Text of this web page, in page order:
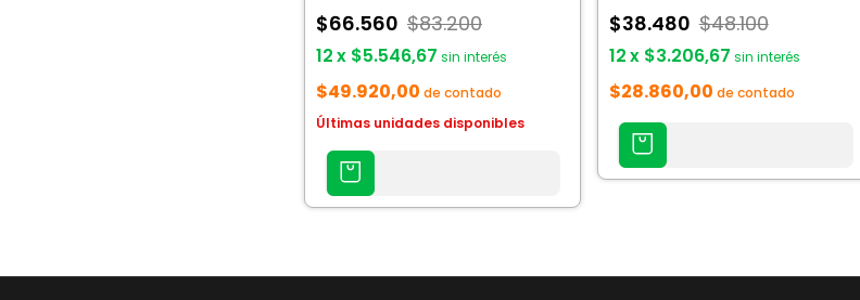
$66.560 $83.200
12x $5.546,67 sin interés
$49.920,00 de contado
Últimas unidades disponibles
AGREGAR
CARRITO
$38.480 $48.100
12x $3.206,67 sin interés
$28.860,00 de contado
AGREGAR
AL
CARRITO